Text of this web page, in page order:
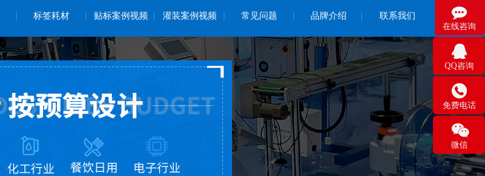
标签耗材 贴标案例视频 灌装案例视频 常见问题 品牌介绍 联系我们 
在线咨询

QQ咨询

免费电话

微信